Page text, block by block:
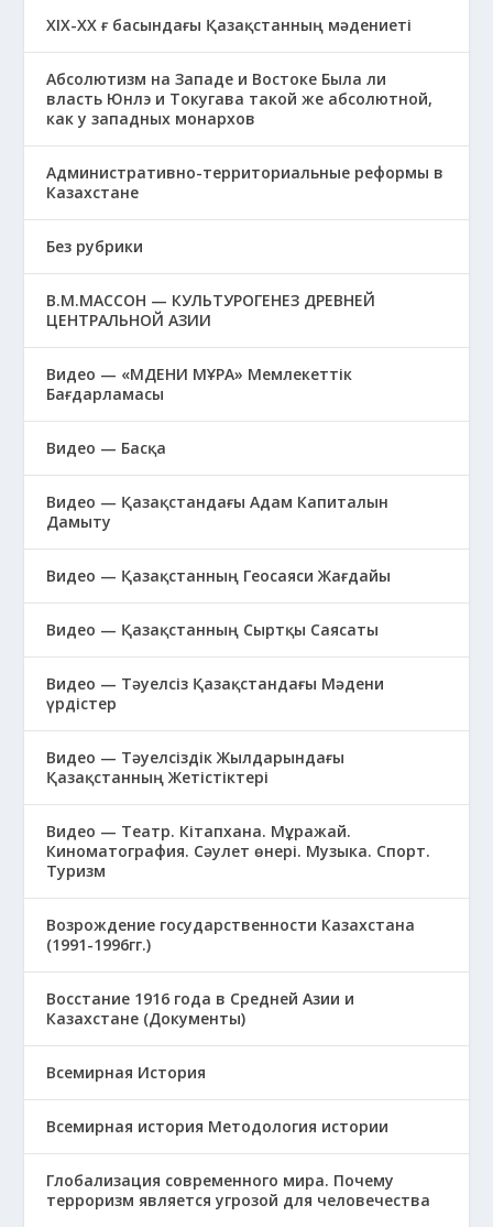
XIХ-XX ғ басындағы Қазақстанның мәдениеті
Абсолютизм на Западе и Востоке Была ли
власть Юнлэ и Токугава такой же абсолютной,
как у западных монархов
Административно-территориальные реформы в
Казахстане
Без рубрики
В.М.МАССОН — КУЛЬТУРОГЕНЕЗ ДРЕВНЕЙ
ЦЕНТРАЛЬНОЙ АЗИИ
Видео — «МӘДЕНИ МҰРА» Мемлекеттік
Бағдарламасы
Видео — Басқа
Видео — Қазақстандағы Адам Капиталын
Дамыту
Видео — Қазақстанның Геосаяси Жағдайы
Видео — Қазақстанның Сыртқы Саясаты
Видео — Тәуелсіз Қазақстандағы Мәдени
үрдістер
Видео — Тәуелсіздік Жылдарындағы
Қазақстанның Жетістіктері
Видео — Театр. Кітапхана. Мұражай.
Киноматография. Сәулет өнері. Музыка. Спорт.
Туризм
Возрождение государственности Казахстана
(1991-1996гг.)
Восстание 1916 года в Средней Азии и
Казахстане (Документы)
Всемирная История
Всемирная история Методология истории
Глобализация современного мира. Почему
терроризм является угрозой для человечества